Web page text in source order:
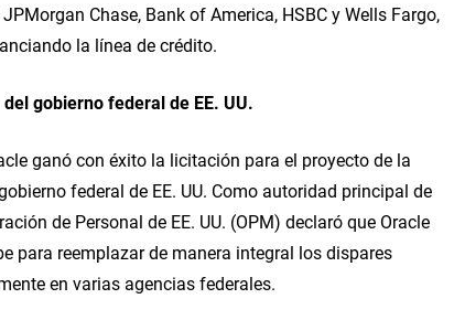
Chase, Bank of America, HSBC y Wells Fargo,
la línea de crédito.
gobierno federal de EE. UU.
ganó con éxito la licitación para el proyecto de la
federal de EE. UU. Como autoridad principal de
de Personal de EE. UU. (OPM) declaró que Oracle
para reemplazar de manera integral los dispares
en varias agencias federales.